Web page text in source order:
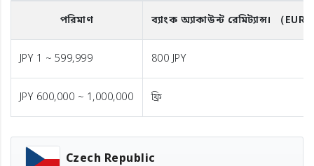
পরিমাণ ব্যাংক অ্যাকাউন্ট রেমিট্যান্স। （EUR
JPY 1 ~ 599,999 800 JPY
JPY 600,000 ~ 1,000,000 ফ্রি
Czech Republic